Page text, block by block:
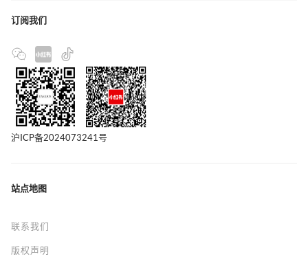
订阅我们
沪ICP备2024073241号
站点地图
联系我们
版权声明